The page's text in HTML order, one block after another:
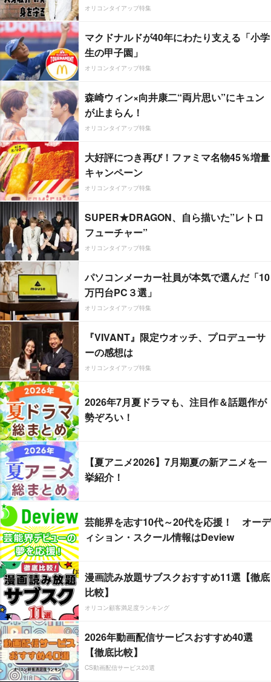
オリコンタイアップ特集
マクドナルドが40年にわたり支える「小学
生の甲子園」
オリコンタイアップ特集
森崎ウィン×向井康二“両片思い”にキュン
が止まらん！
オリコンタイアップ特集
大好評につき再び！ファミマ名物45％増量
キャンペーン
オリコンタイアップ特集
SUPER★DRAGON、自ら描いた”レトロ
フューチャー”
オリコンタイアップ特集
パソコンメーカー社員が本気で選んだ「10
万円台PC３選」
オリコンタイアップ特集
『VIVANT』限定ウオッチ、プロデューサ
ーの感想は
オリコンタイアップ特集
2026年7月夏ドラマも、注目作＆話題作が
勢ぞろい！
【夏アニメ2026】7月期夏の新アニメを一
挙紹介！
芸能界を志す10代～20代を応援！ オーデ
ィション・スクール情報はDeview
漫画読み放題サブスクおすすめ11選【徹底
比較】
オリコン顧客満足度ランキング
2026年動画配信サービスおすすめ40選
【徹底比較】
CS動画配信サービス20選